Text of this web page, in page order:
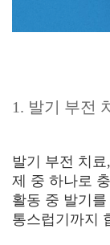
1. 발기 부전
발기 부전 치
제 중 하나로
활동 중 발기
통스럽기까지